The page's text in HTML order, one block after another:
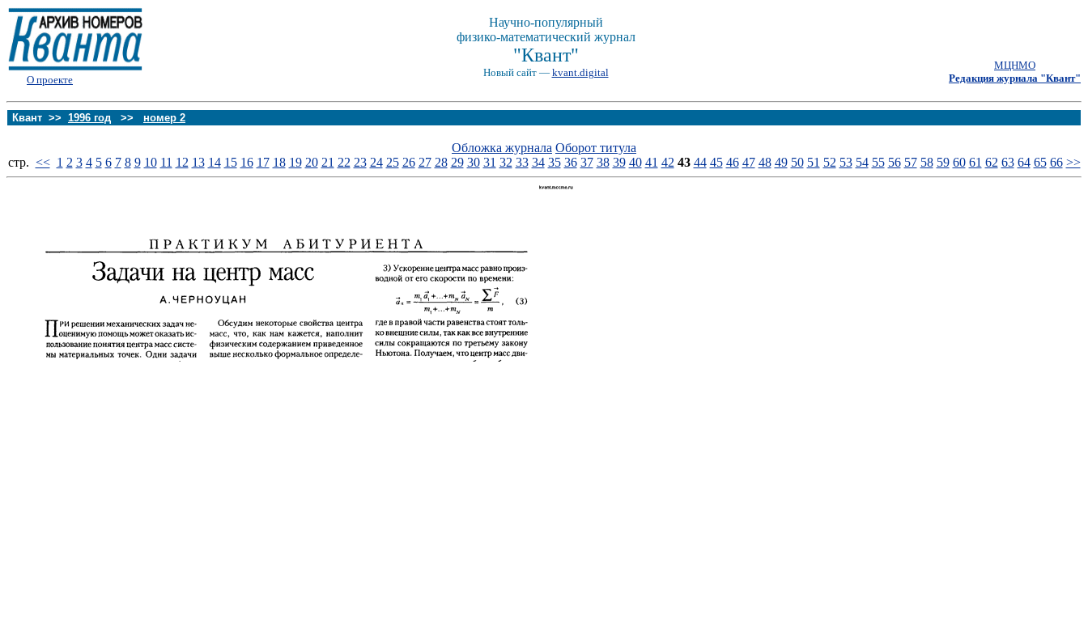
О проекте
Научно-популярный
физико-математический журнал
"Квант"
Новый сайт — kvant.digital
МЦНМО
Редакция журнала "Квант"
Квант >> 1996 год >> номер 2
Обложка журнала Оборот титула
стp. << 1 2 3 4 5 6 7 8 9 10 11 12 13 14 15 16 17 18 19 20 21 22 23 24 25 26 27 28 29 30 31 32 33 34 35 36 37 38 39 40 41 42 43 44 45 46 47 48 49 50 51 52 53 54 55 56 57 58 59 60 61 62 63 64 65 66 >>